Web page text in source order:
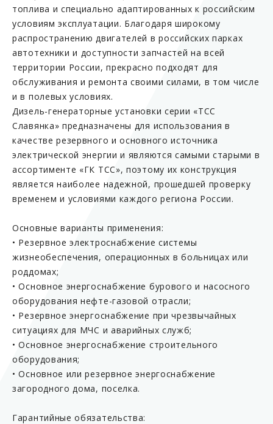
топлива и специально адаптированных к российским
условиям эксплуатации. Благодаря широкому
распространению двигателей в российских парках
автотехники и доступности запчастей на всей
территории России, прекрасно подходят для
обслуживания и ремонта своими силами, в том числе
и в полевых условиях.
Дизель-генераторные установки серии «ТСС
Славянка» предназначены для использования в
качестве резервного и основного источника
электрической энергии и являются самыми старыми в
ассортименте «ГК ТСС», поэтому их конструкция
является наиболее надежной, прошедшей проверку
временем и условиями каждого региона России.
Основные варианты применения:
• Резервное электроснабжение системы
жизнеобеспечения, операционных в больницах или
роддомах;
• Основное энергоснабжение бурового и насосного
оборудования нефте-газовой отрасли;
• Резервное энергоснабжение при чрезвычайных
ситуациях для МЧС и аварийных служб;
• Основное энергоснабжение строительного
оборудования;
• Основное или резервное энергоснабжение
загородного дома, поселка.
Гарантийные обязательства: